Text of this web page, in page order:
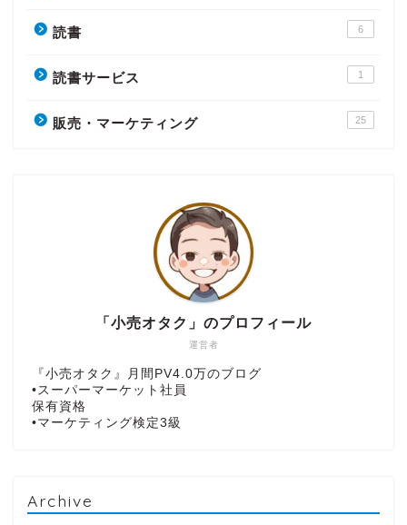
読書 6
読書サービス 1
販売・マーケティング 25
運営者
「小売オタク」のプロフィール
『小売オタク』月間PV4.0万のブログ
•スーパーマーケット社員
保有資格
•マーケティング検定3級
Archive